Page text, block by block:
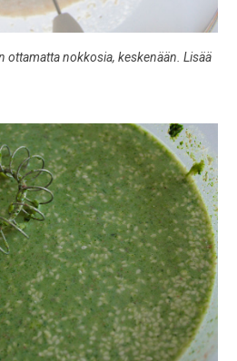
ottamatta nokkosia, keskenään. Lisää